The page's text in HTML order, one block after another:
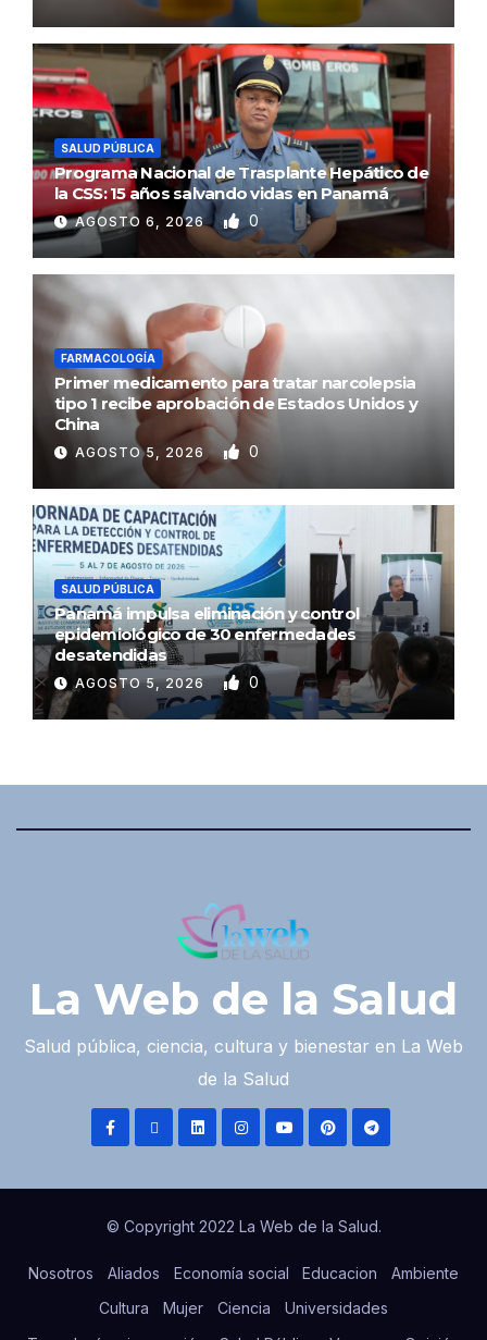
SALUD PÚBLICA
Programa Nacional de Trasplante Hepático de
la CSS: 15 años salvando vidas en Panamá
AGOSTO 6, 2026 0
FARMACOLOGÍA
Primer medicamento para tratar narcolepsia
tipo 1 recibe aprobación de Estados Unidos y
China
AGOSTO 5, 2026 0
SALUD PÚBLICA
Panamá impulsa eliminación y control
epidemiológico de 30 enfermedades
desatendidas
AGOSTO 5, 2026 0
La Web de la Salud
Salud pública, ciencia, cultura y bienestar en La Web
de la Salud
© Copyright 2022 La Web de la Salud.
Nosotros Aliados Economía social Educacion
Ambiente
Cultura
Mujer Ciencia
Universidades